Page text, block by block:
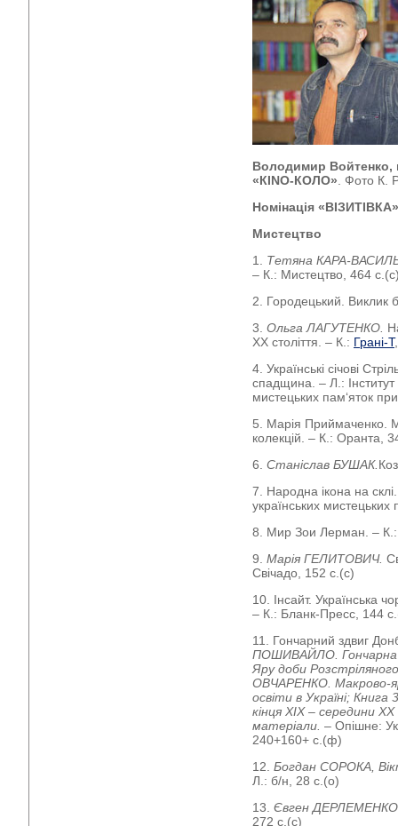
Володимир Войтенко,
«КІNО-КОЛО» . Фото К.
Номінація «ВІЗИТІВКА»
Мистецтво
1. Тетяна КАРА-
– К.: Мистецтво, 464
2. Городецький. Виклик
3. Ольга ЛАГУТЕНКО.
ХХ століття. – К.: Грані-Т
4. Українські січові
спадщина. – Л.: Інститут
мистецьких пам‘яток
5. Марія Приймаченко.
колекцій. – К.: Оранта,
6. Станіслав БУШАК.
7. Народна ікона на
українських
8. Мир Зои Лерман. – К.:
9. Марія ГЕЛИТОВИЧ.
Свічадо, 152 с.(с)
10. Інсайт. Українська
– К.: Бланк-Пресс, 144
11. Гончарний здвиг
ПОШИВАЙЛО. Гончарна
Яру доби
ОВЧАРЕНКО. Макрово-
освіти в Україні;
кінця ХІХ – середини
матеріали. – Опішне:
240+160+ с.(ф)
12. Богдан СОРОКА,
Л.: б/н, 28 с.(о)
13. Євген
272 с.(с)